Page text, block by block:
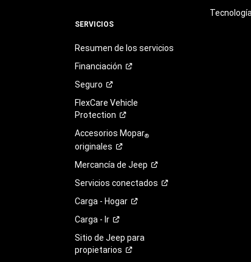
SERVICIOS
Resumen de los servicios
Financiación
Seguro
FlexCare Vehicle
Protection
Accesorios Mopar®
originales
Mercancía de Jeep
Servicios conectados
Carga - Hogar
Carga - Ir
Sitio de Jeep para
propietarios
Tecnología